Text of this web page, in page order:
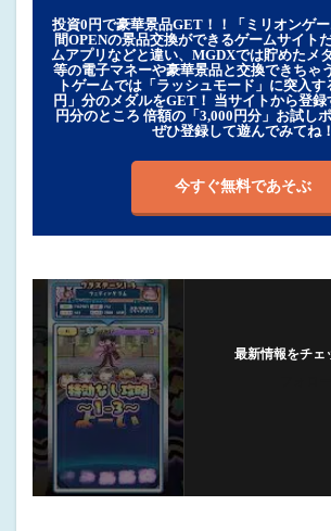
投資0円で豪華景品GET！！「ミリオンゲ
間OPENの景品交換ができるゲームサイト
ムアプリなどと違い、MGDXでは貯めたメ
等の電子マネーや豪華景品と交換できちゃ
トゲームでは「ラッシュモード」に突入す
円」分のメダルをGET！ 当サイトから登録
円分のところ 倍額の「3,000円分」お試し
ぜひ登録して遊んでみてね！
今すぐ無料であそぶ
最新情報をチェ